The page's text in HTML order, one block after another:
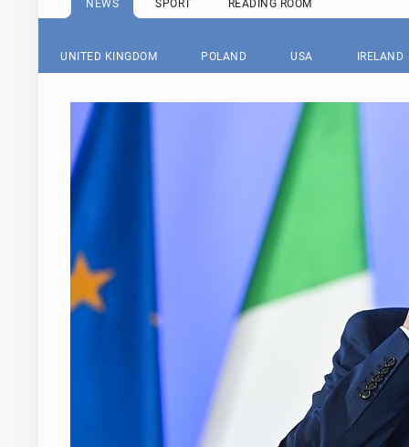
NEWS SPORT READING ROOM
UNITED KINGDOM POLAND USA IRELAND